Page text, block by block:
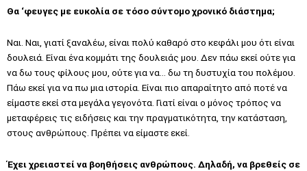
Θα ‘φευγες με ευκολία σε τόσο σύντομο χρονικό διάστημα;
Ναι. Ναι, γιατί ξαναλέω, είναι πολύ καθαρό στο κεφάλι μου ότι είναι
δουλειά. Είναι ένα κομμάτι της δουλειάς μου. Δεν πάω εκεί ούτε για
να δω τους φίλους μου, ούτε για να… δω τη δυστυχία του πολέμου.
Πάω εκεί για να πω μια ιστορία. Είναι πιο απαραίτητο από ποτέ να
είμαστε εκεί στα μεγάλα γεγονότα. Γιατί είναι ο μόνος τρόπος να
μεταφέρεις τις ειδήσεις και την πραγματικότητα, την κατάσταση,
στους ανθρώπους. Πρέπει να είμαστε εκεί.
Έχει χρειαστεί να βοηθήσεις ανθρώπους. Δηλαδή, να βρεθείς σε